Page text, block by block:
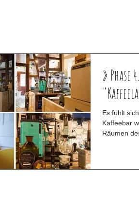
» Phase
Es fühlt sich
Kaffeebar
Räumen